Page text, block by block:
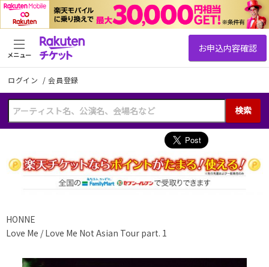
ログイン /会員登録
検索
メニュー
HONNE
Love Me / Love Me Not Asian Tour part. 1